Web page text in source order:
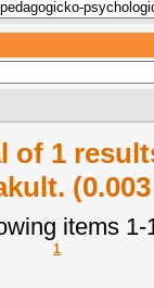
of 1
items 1-
1